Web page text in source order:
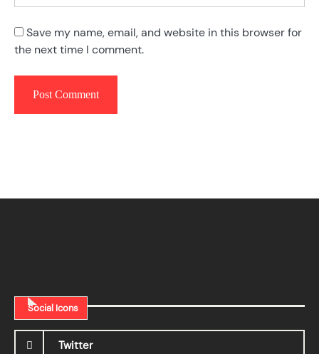
Save my name, email, and website in this browser for
the next time I comment.
Social Icons
Twitter